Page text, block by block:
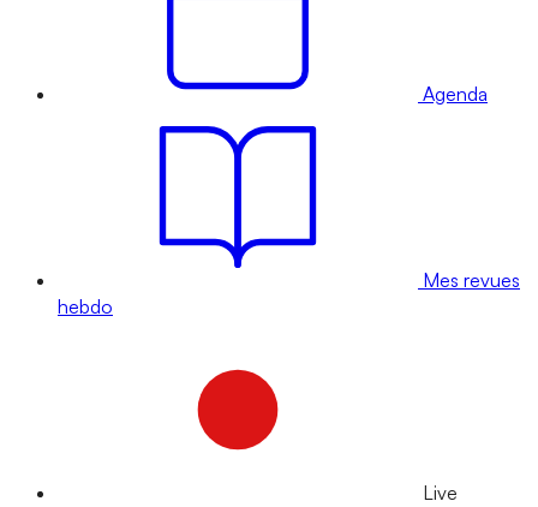
Agenda
Mes revues
hebdo
Live